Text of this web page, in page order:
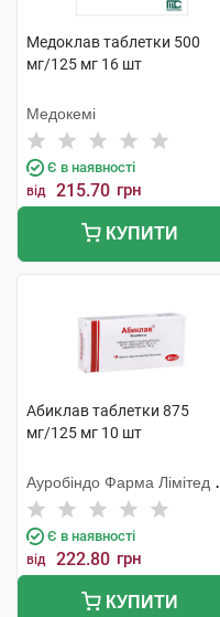
Медоклав таблетки 500
мг/125 мг 16 шт
Медокемі
Є в наявності
від 215.70 грн
КУПИТИ
Абиклав таблетки 875
мг/125 мг 10 шт
Ауробіндо Фарма Лімітед -
Юніт ІV
Є в наявності
від 222.80 грн
КУПИТИ